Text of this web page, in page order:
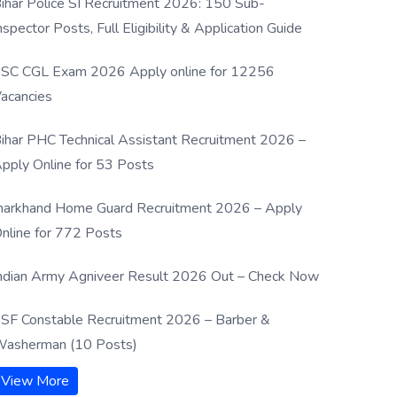
Posts, Full Eligibility & Application Guide
CGL Exam 2026 Apply online for 12256
PHC Technical Assistant Recruitment 2026 –
Online for 53 Posts
Home Guard Recruitment 2026 – Apply
for 772 Posts
Army Agniveer Result 2026 Out – Check Now
Constable Recruitment 2026 – Barber &
(10 Posts)
View More